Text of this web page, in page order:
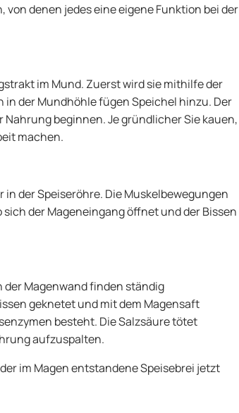
denen jedes eine eigene Funktion bei der
im Mund. Zuerst wird sie mithilfe der
der Mundhöhle fügen Speichel hinzu. Der
beginnen. Je gründlicher Sie kauen,
machen.
der Speiseröhre. Die Muskelbewegungen
der Mageneingang öffnet und der Bissen
der Magenwand finden ständig
geknetet und mit dem Magensaft
besteht. Die Salzsäure tötet
aufzuspalten.
im Magen entstandene Speisebrei jetzt